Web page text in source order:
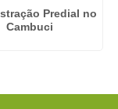
Predial no
Cambuci